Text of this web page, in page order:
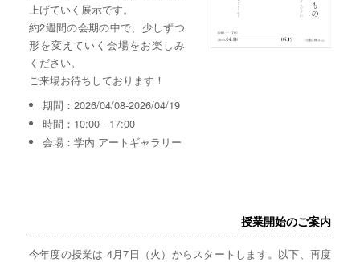
上げていく展示です。
約2週間の会期の中で、少しずつ
形を変えていく会場をお楽しみ
ください。
ご来場お待ちしております！
期間：2026/04/08-2026/04/19
時間：10:00 - 17:00
会場：学内 アートギャラリー
授業開始のご案内
今年度の授業は 4月7日（火）からスタートします。以下、再度